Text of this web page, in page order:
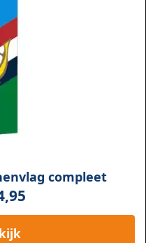
compleet